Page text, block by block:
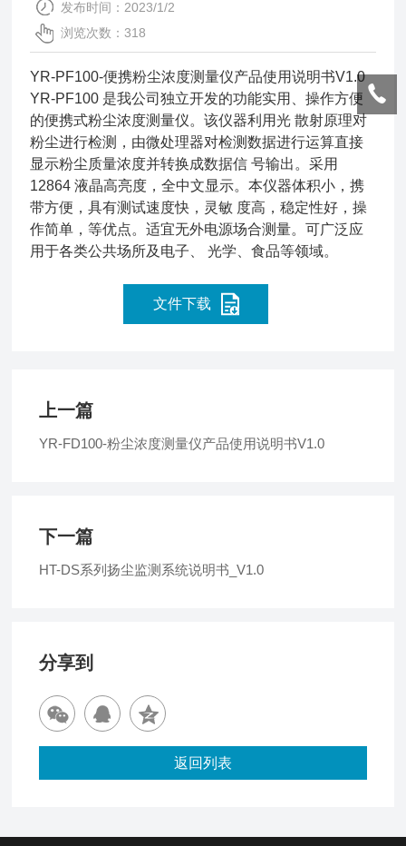
发布时间：2023/1/2
浏览次数：318
YR-PF100-便携粉尘浓度测量仪产品使用说明书V1.0
YR-PF100 是我公司独立开发的功能实用、操作方便
的便携式粉尘浓度测量仪。该仪器利用光 散射原理对
粉尘进行检测，由微处理器对检测数据进行运算直接
显示粉尘质量浓度并转换成数据信 号输出。采用
12864 液晶高亮度，全中文显示。本仪器体积小，携
带方便，具有测试速度快，灵敏 度高，稳定性好，操
作简单，等优点。适宜无外电源场合测量。可广泛应
用于各类公共场所及电子、 光学、食品等领域。
文件下载
上一篇
YR-FD100-粉尘浓度测量仪产品使用说明书V1.0
下一篇
HT-DS系列扬尘监测系统说明书_V1.0
分享到
返回列表